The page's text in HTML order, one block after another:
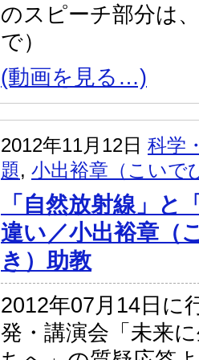
のスピーチ部分は
で）
(動画を見る…)
2012年11月12日 科学
題, 小出裕章（こいで
「自然放射線」と
違い／小出裕章（
き）助教
2012年07月14日に
発・講演会「未来